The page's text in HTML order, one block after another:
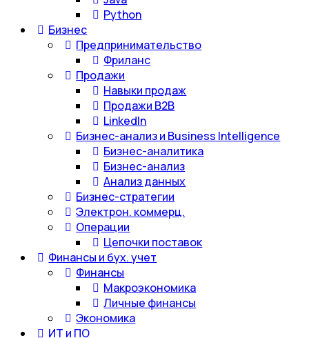
Python
Бизнес
Предпринимательство
Фриланс
Продажи
Навыки продаж
Продажи B2B
LinkedIn
Бизнес-анализ и Business Intelligence
Бизнес-аналитика
Бизнес-анализ
Анализ данных
Бизнес-стратегии
Электрон. коммерц.
Операции
Цепочки поставок
Финансы и бух. учет
Финансы
Макроэкономика
Личные финансы
Экономика
ИТ и ПО